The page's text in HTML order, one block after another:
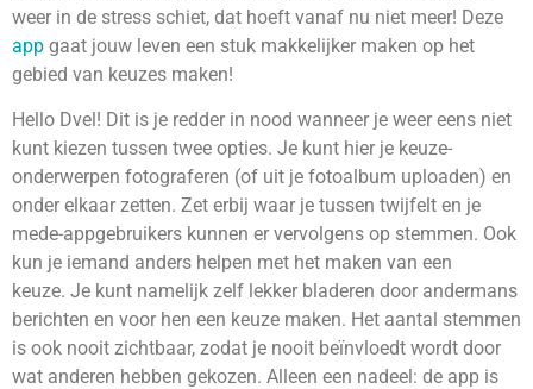
weer in de stress schiet, dat hoeft vanaf nu niet meer! Deze
app gaat jouw leven een stuk makkelijker maken op het
gebied van keuzes maken!
Hello Dvel! Dit is je redder in nood wanneer je weer eens niet
kunt kiezen tussen twee opties. Je kunt hier je keuze-
onderwerpen fotograferen (of uit je fotoalbum uploaden) en
onder elkaar zetten. Zet erbij waar je tussen twijfelt en je
mede-appgebruikers kunnen er vervolgens op stemmen. Ook
kun je iemand anders helpen met het maken van een
keuze. Je kunt namelijk zelf lekker bladeren door andermans
berichten en voor hen een keuze maken. Het aantal stemmen
is ook nooit zichtbaar, zodat je nooit beïnvloedt wordt door
wat anderen hebben gekozen. Alleen een nadeel: de app is